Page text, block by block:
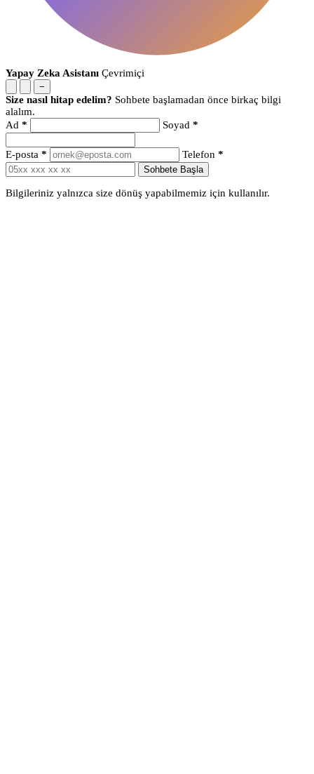
Yapay Zeka Asistanı Çevrimiçi
−
Size nasıl hitap edelim? Sohbete başlamadan önce birkaç bilgi
alalım.
Ad * Soyad *
E-posta * Telefon *
Sohbete Başla
Bilgileriniz yalnızca size dönüş yapabilmemiz için kullanılır.